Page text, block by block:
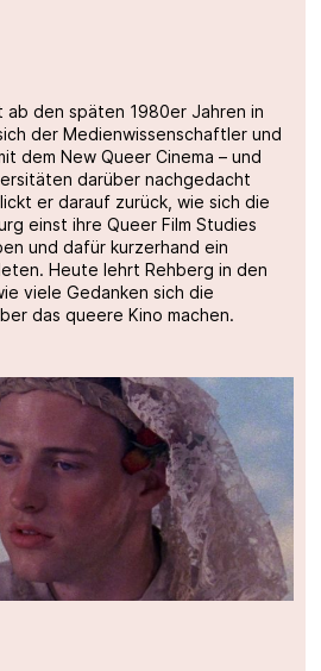
den späten 1980er Jahren in
der Medienwissenschaftler und
dem New Queer Cinema – und
darüber nachgedacht
er darauf zurück, wie sich die
einst ihre Queer Film Studies
und dafür kurzerhand ein
Heute lehrt Rehberg in den
viele Gedanken sich die
das queere Kino machen.